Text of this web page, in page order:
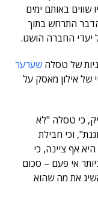
(שהיו שווים באותם ימים
התרחש בתוך
החברה הושגו.
של טסלהשערער
של אילון מאסק על
מקורמיק, כי טסלה "לא
וכי חבילת
אף ציינה, כי
אי פעם – סכום
את מה שהוא